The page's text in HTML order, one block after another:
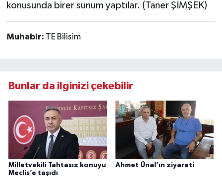
konusunda birer sunum yaptılar. (Taner ŞİMŞEK)
Muhabir: TE Bilisim
Bunlar da ilginizi çekebilir
Milletvekili Tahtasız konuyu
Meclis’e taşıdı
Ahmet Ünal’ın ziyareti